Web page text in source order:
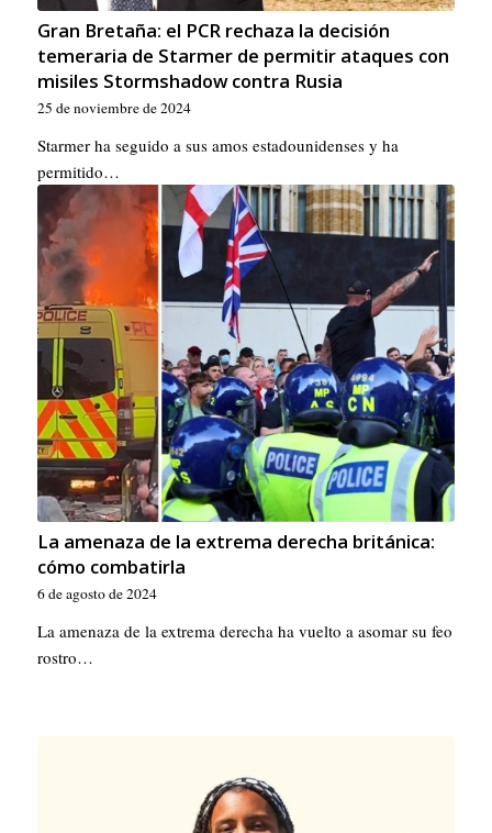
Gran Bretaña: el PCR rechaza la decisión
temeraria de Starmer de permitir ataques con
misiles Stormshadow contra Rusia
25 de noviembre de 2024
Starmer ha seguido a sus amos estadounidenses y ha
permitido…
La amenaza de la extrema derecha británica:
cómo combatirla
6 de agosto de 2024
La amenaza de la extrema derecha ha vuelto a asomar su feo
rostro…